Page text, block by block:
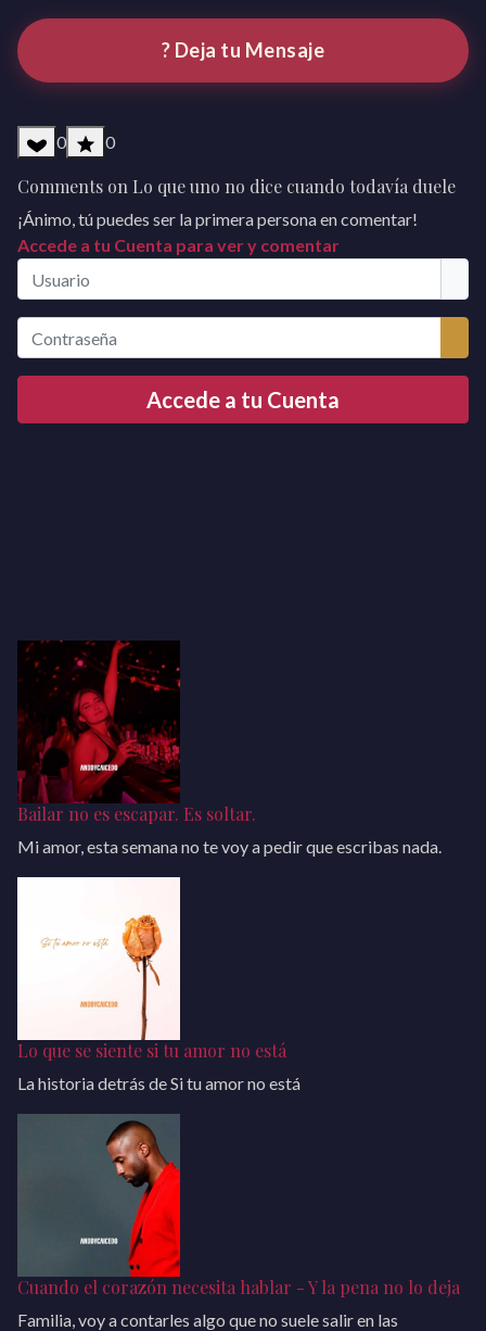
? Deja tu Mensaje
0 0
Comments on Lo que uno no dice cuando todavía duele
¡Ánimo, tú puedes ser la primera persona en comentar!
Accede a tu Cuenta para ver y comentar
Usuario
Contraseña
Accede a tu Cuenta
Bailar no es escapar. Es soltar.
Mi amor, esta semana no te voy a pedir que escribas nada.
Lo que se siente si tu amor no está
La historia detrás de Si tu amor no está
Cuando el corazón necesita hablar - Y la pena no lo deja
Familia, voy a contarles algo que no suele salir en las